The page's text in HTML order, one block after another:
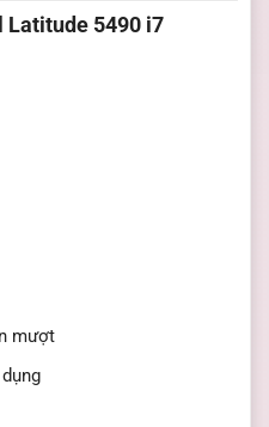
Latitude 5490 i7
mượt